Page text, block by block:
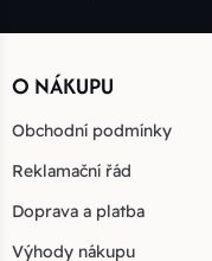
O NÁKUPU
Obchodní podmínky
Reklamační řád
Doprava a platba
Výhody nákupu